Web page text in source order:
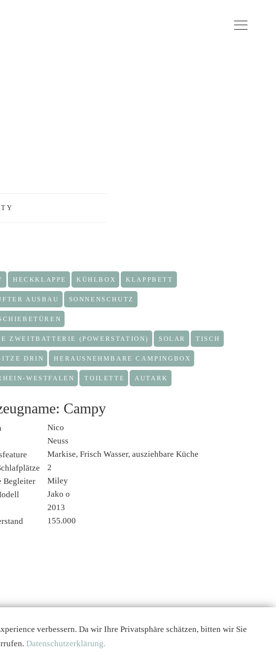
HECKKLAPPE KÜHLBOX KLAPPBETT
AUSBAU SONNENSCHUTZ
ZWEITBATTERIE (POWERSTATION) SOLAR TISCH
DRIN HERAUSNEHMBARE CAMPINGBOX
WESTFALEN TOILETTE AUTARK
Campy
Nico
Neuss
Markise, Frisch Wasser, ausziehbare Küche
2
Begleiter
Miley
Jako o
2013
155.000
verbessern. Da wir Ihre Privatsphäre schätzen, bitten wir Sie
Datenschutzerklärung.